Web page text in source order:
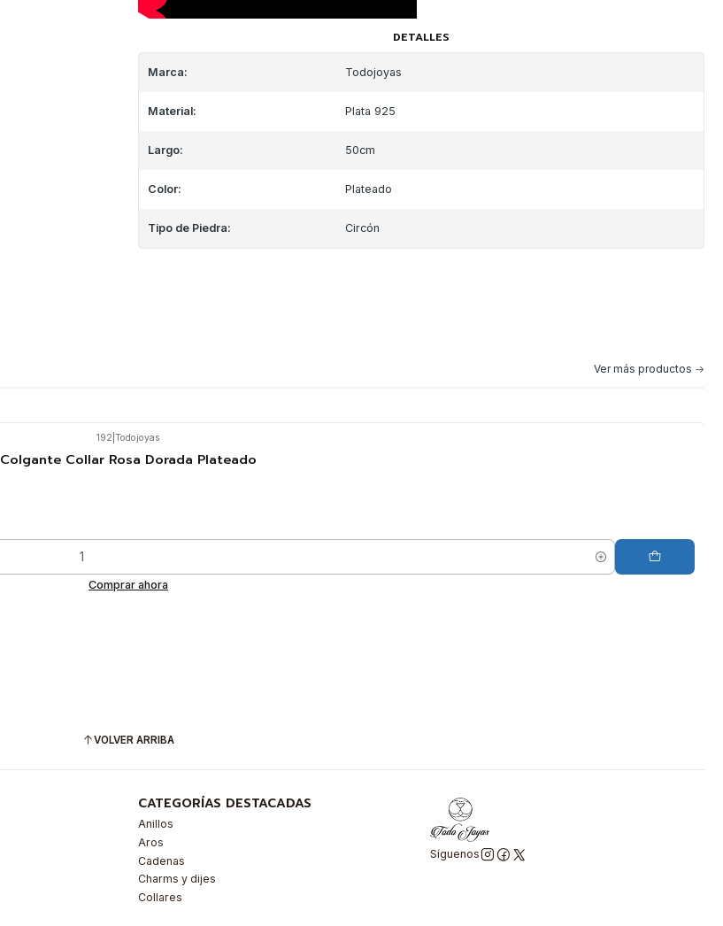
DETALLES
Marca: Todojoyas
Material: Plata 925
Largo: 50cm
Color: Plateado
Tipo de Piedra: Circón
Ver más productos
192 Todojoyas
Colgante Collar Rosa Dorada Plateado
Comprar ahora
VOLVER ARRIBA
CATEGORÍAS DESTACADAS
Anillos
Aros
Cadenas
Charms y dijes
Collares
Síguenos